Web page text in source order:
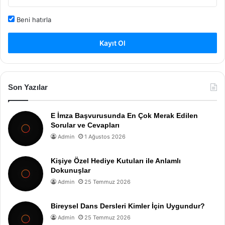
Beni hatırla
Kayıt Ol
Son Yazılar
E İmza Başvurusunda En Çok Merak Edilen
Sorular ve Cevapları
Admin 1 Ağustos 2026
Kişiye Özel Hediye Kutuları ile Anlamlı
Dokunuşlar
Admin 25 Temmuz 2026
Bireysel Dans Dersleri Kimler İçin Uygundur?
Admin 25 Temmuz 2026